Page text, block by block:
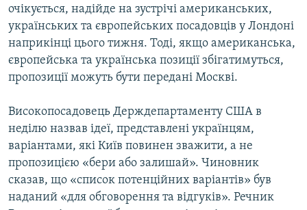
очікується, надійде на зустрічі американських,
українських та європейських посадовців у Лондоні
наприкінці цього тижня. Тоді, якщо американська,
європейська та українська позиції збігатимуться,
пропозиції можуть бути передані Москві.
Високопосадовець Держдепартаменту США в
неділю назвав ідеї, представлені українцям,
варіантами, які Київ повинен зважити, а не
пропозицією «бери або залишай». Чиновник
сказав, що «список потенційних варіантів» був
наданий «для обговорення та відгуків». Речник